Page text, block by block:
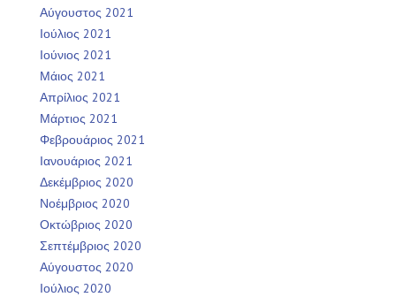
Αύγουστος 2021
Ιούλιος 2021
Ιούνιος 2021
Μάιος 2021
Απρίλιος 2021
Μάρτιος 2021
Φεβρουάριος 2021
Ιανουάριος 2021
Δεκέμβριος 2020
Νοέμβριος 2020
Οκτώβριος 2020
Σεπτέμβριος 2020
Αύγουστος 2020
Ιούλιος 2020